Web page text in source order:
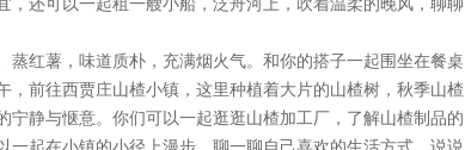
红薯，味道质朴，充满烟火气。和你的搭子一起围坐在餐桌
前往西贾庄山楂小镇，这里种植着大片的山楂树，秋季山楂
静与惬意。你们可以一起逛逛山楂加工厂，了解山楂制品的